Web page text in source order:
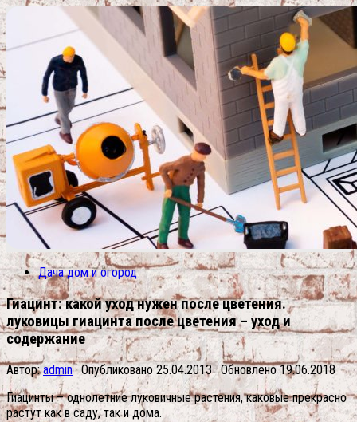
Дача дом и огород
Гиацинт: какой уход нужен после цветения.
луковицы гиацинта после цветения – уход и
содержание
Автор:admin · Опубликовано 25.04.2013· Обновлено19.06.2018
Гиацинты – однолетние луковичные растения, каковые прекрасно
растут как в саду, так и дома.